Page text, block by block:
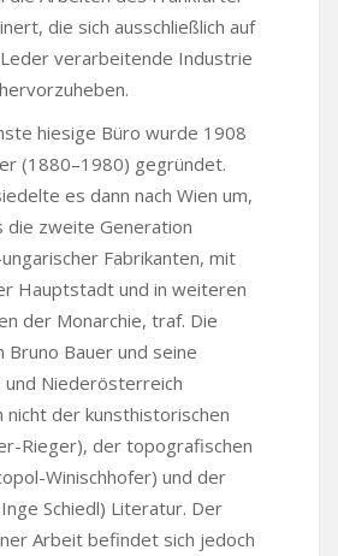
die sich ausschließlich auf
verarbeitende Industrie
hiesige Büro wurde 1908
(1880–1980) gegründet.
es dann nach Wien um,
die zweite Generation
Fabrikanten, mit
Hauptstadt und in weiteren
der Monarchie, traf. Die
Bruno Bauer und seine
und Niederösterreich
nicht der kunsthistorischen
Rieger), der topografischen
Winischhofer) und der
Schiedl) Literatur. Der
Arbeit befindet sich jedoch